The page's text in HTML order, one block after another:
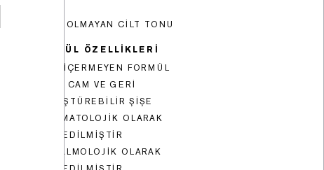
• EŞIT OLMAYAN CILT TONU
FORMÜL ÖZELLİKLERİ
• YAĞ IÇERMEYEN FORMÜL
• YENI CAM VE GERI
DÖNÜŞTÜREBILIR ŞIŞE
• DERMATOLOJIK OLARAK
TEST EDILMIŞTIR
• OFTALMOLOJIK OLARAK